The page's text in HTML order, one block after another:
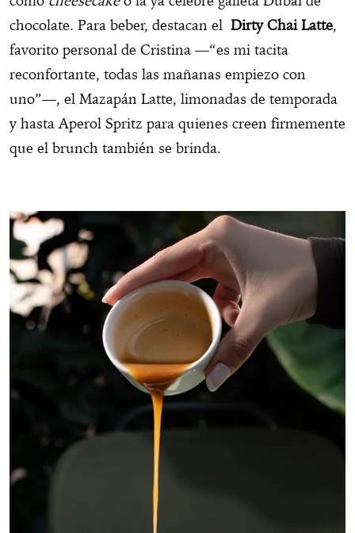
chocolate. Para beber, destacan el Dirty Chai Latte,
favorito personal de Cristina —“es mi tacita
reconfortante, todas las mañanas empiezo con
uno”—, el Mazapán Latte, limonadas de temporada
y hasta Aperol Spritz para quienes creen firmemente
que el brunch también se brinda.